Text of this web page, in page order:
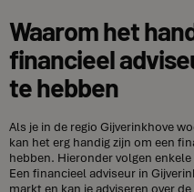
Waarom het
financieel
te hebben
Als je in de regio Gijverinkhove
kan het erg handig zijn om een
hebben. Hieronder volgen
Een financieel adviseur in
markt en kan je adviseren over